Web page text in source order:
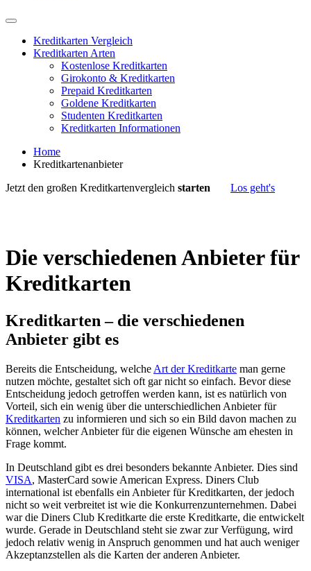
Kreditkarten Vergleich
Kreditkarten Arten
Kostenlose Kreditkarten
Girokonto & Kreditkarten
Prepaid Kreditkarten
Goldene Kreditkarten
Studenten Kreditkarten
Kreditkarten Informationen
Home
Kreditkartenanbieter
Jetzt den großen Kreditkartenvergleich starten Los geht's
Die verschiedenen Anbieter für
Kreditkarten
Kreditkarten – die verschiedenen
Anbieter gibt es
Bereits die Entscheidung, welche Art der Kreditkarte man gerne
nutzen möchte, gestaltet sich oft gar nicht so einfach. Bevor diese
Entscheidung jedoch getroffen werden kann, ist es natürlich von
Vorteil, sich ein wenig über die unterschiedlichen Anbieter für
Kreditkarten zu informieren und sich so ein Bild davon machen zu
können, welcher Anbieter für die eigenen Wünsche am ehesten in
Frage kommt.
In Deutschland gibt es drei besonders bekannte Anbieter. Dies sind
VISA, MasterCard sowie American Express. Diners Club
international ist ebenfalls ein Anbieter für Kreditkarten, der jedoch
nicht so weit verbreitet ist wie die Konkurrenzunternehmen. Dabei
war die Diners Club Kreditkarte die erste Kreditkarte, die entwickelt
wurde. Gerade in Deutschland steht sie zwar zur Verfügung, wird
jedoch relativ wenig in Anspruch genommen und hat auch weniger
Akzeptanzstellen als die Karten der anderen Anbieter.